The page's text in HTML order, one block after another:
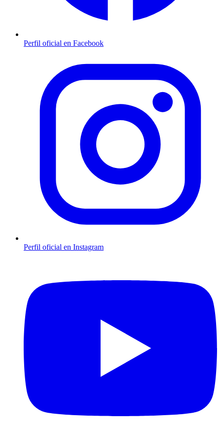
Perfil oficial en Facebook
Perfil oficial en Instagram